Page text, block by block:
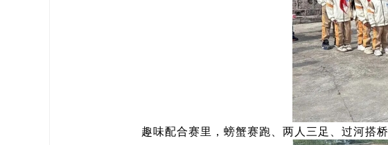
趣味配合赛里，螃蟹赛跑、两人三足、过河搭